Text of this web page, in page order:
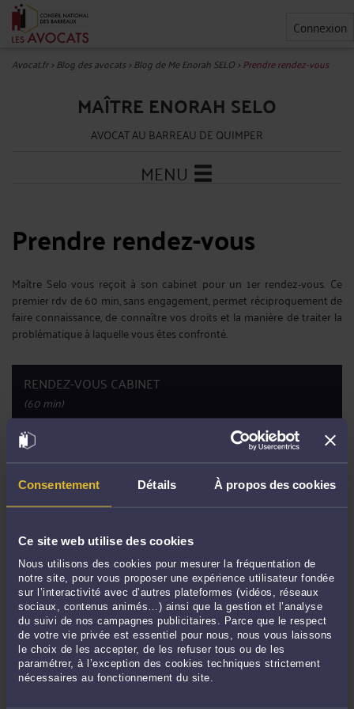
Consentement Détails À propos des cookies
Ce site web utilise des cookies
Nous utilisons des cookies pour mesurer la fréquentation de
notre site, pour vous proposer une expérience utilisateur fondée
sur l’interactivité avec d’autres plateformes (vidéos, réseaux
sociaux, contenus animés…) ainsi que la gestion et l’analyse
du suivi de nos campagnes publicitaires. Parce que le respect
de votre vie privée est essentiel pour nous, nous vous laissons
le choix de les accepter, de les refuser tous ou de les
paramétrer, à l’exception des cookies techniques strictement
nécessaires au fonctionnement du site.
Connexion
Avocat.fr>Blog des avocats>Blog de Me Enorah SELO>Prendre rendez-vous
MAÎTRE ENORAH SELO
AVOCAT AU BARREAU DE QUIMPER
MENU
Prendre rendez-vous
Maître Selo vous reçoit à son cabinet pour un 1er rendez-vous. Ce
premier rdv de 60 min, sans engagement, permet réciproquement de
faire connaissance, de connaître vos droits et la manière de traiter la
problématique à laquelle vous êtes confronté.
RENDEZ-VOUS CABINET
(60 min)
90€ PRENDRE RDV
Afficher les disponibilités
CONTACTER ME SELO
PRENDRE RDV EN CABINET
CONSULTER PAR VIDÉO